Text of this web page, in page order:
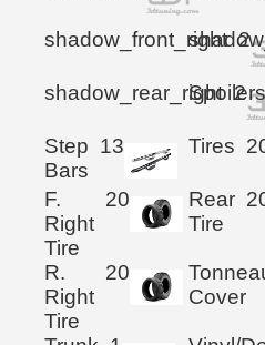
shadow_front_right 2
shadow_rear_right 2
Step
Bars
13 Tires
F.
Right
Tire
20
Rear
Tire
R.
Right
Tire
20
Cover